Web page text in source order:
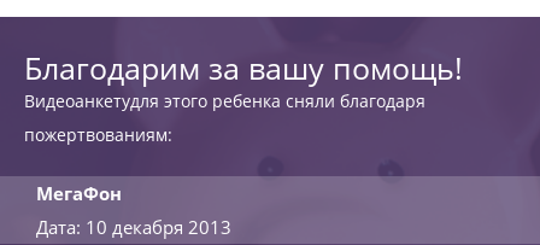
Благодарим за вашу помощь!
Видеоанкетудля этого ребенка сняли благодаря
пожертвованиям:
МегаФон
Дата: 10 декабря 2013